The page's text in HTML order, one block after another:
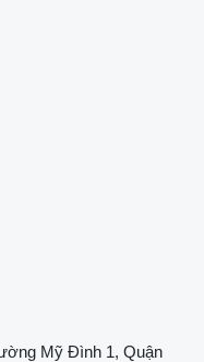
Mỹ Đình 1, Quận